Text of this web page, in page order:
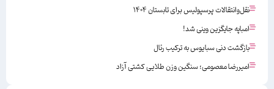
نقل‌وانتقالات پرسپولیس برای تابستان ۱۴۰۴
امباپه جایگزین وینی شد!
بازگشت دنی سبایوس به ترکیب رئال
امیررضا معصومی؛ سنگین وزن طلایی کشتی آزاد